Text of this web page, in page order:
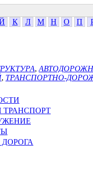
К Л М Н О П
,
, ТРАНСПОРТНО-